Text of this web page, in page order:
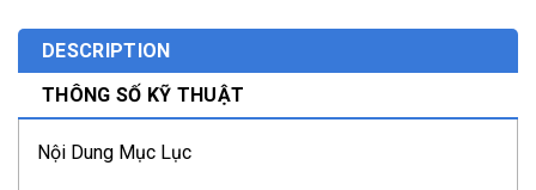
DESCRIPTION
THÔNG SỐ KỸ THUẬT
Nội Dung Mục Lục